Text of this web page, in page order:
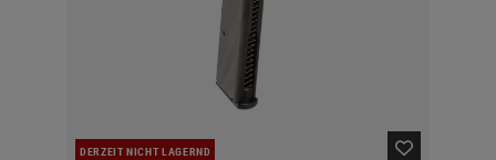
DERZEIT NICHT LAGERND